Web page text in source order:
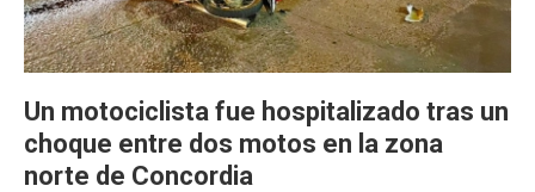
Un motociclista fue hospitalizado tras un
choque entre dos motos en la zona
norte de Concordia